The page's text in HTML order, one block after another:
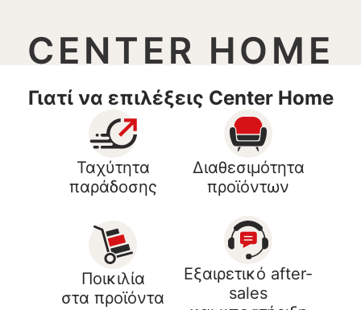
CENTER HOME
Γιατί να επιλέξεις Center Home
Ταχύτητα
παράδοσης
Διαθεσιμότητα
προϊόντων
Ποικιλία
στα προϊόντα
Εξαιρετικό after-
sales